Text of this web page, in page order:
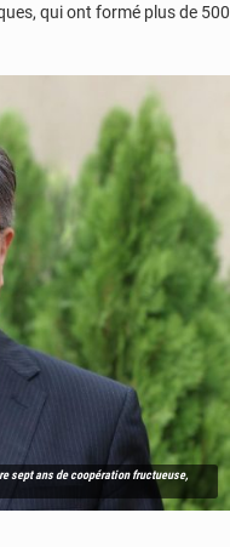
qui ont formé plus de 500
sept ans de coopération fructueuse,